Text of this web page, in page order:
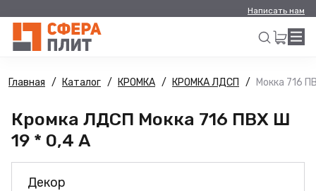
Написать нам
Искать
Главная Каталог КРОМКА КРОМКА ЛДСП Мокка 716
Кромка ЛДСП Мокка 716 ПВХ Ш
19 * 0,4 А
Декор